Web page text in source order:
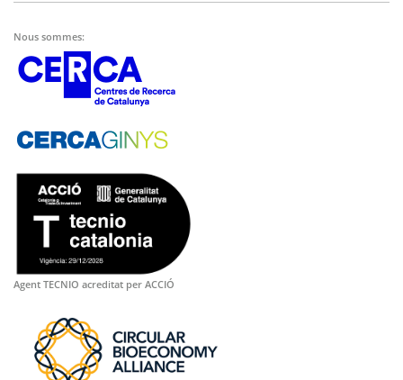
Nous sommes:
Agent TECNIO acreditat per ACCIÓ